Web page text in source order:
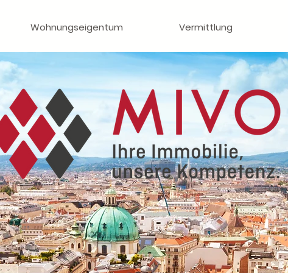
Wohnungseigentum Vermittlung